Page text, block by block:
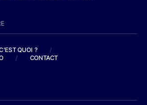
QUOI ?
/
/ CONTACT